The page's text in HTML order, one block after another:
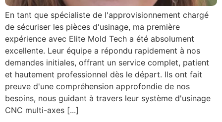
En tant que spécialiste de l'approvisionnement chargé
de sécuriser les pièces d'usinage, ma première
expérience avec Elite Mold Tech a été absolument
excellente. Leur équipe a répondu rapidement à nos
demandes initiales, offrant un service complet, patient
et hautement professionnel dès le départ. Ils ont fait
preuve d'une compréhension approfondie de nos
besoins, nous guidant à travers leur système d'usinage
CNC multi-axes [...]